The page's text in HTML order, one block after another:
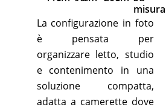
misura
La configurazione in foto
è pensata per
organizzare letto, studio
e contenimento in una
soluzione compatta,
adatta a camerette dove